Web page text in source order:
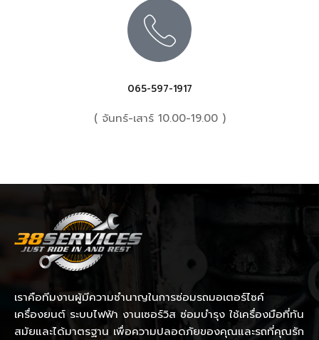
065-597-1917
( จันทร์-เสาร์ 10.00-19.00 )
เราคือทีมงานผู้มีความชำนาญในการซ่อมรถมอเตอร์ไซค์
เครื่องยนต์ ระบบไฟฟ้า งานเซอร์วิส ซ่อมบำรุง ใช้เครื่องมือที่ทัน
สมัยและได้มาตรฐาน เพื่อความปลอดภัยของคุณและรถที่คุณรัก